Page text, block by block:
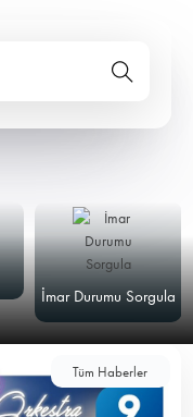
İmar Durumu Sorgula
Tüm Haberler